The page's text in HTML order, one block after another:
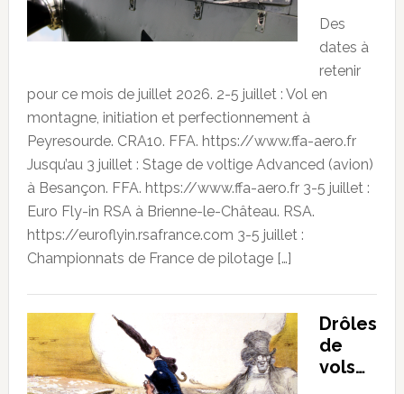
Des
dates à
retenir
pour ce mois de juillet 2026. 2-5 juillet : Vol en
montagne, initiation et perfectionnement à
Peyresourde. CRA10. FFA. https://www.ffa-aero.fr
Jusqu’au 3 juillet : Stage de voltige Advanced (avion)
à Besançon. FFA. https://www.ffa-aero.fr 3-5 juillet :
Euro Fly-in RSA à Brienne-le-Château. RSA.
https://euroflyin.rsafrance.com 3-5 juillet :
Championnats de France de pilotage […]
Drôles
de
vols…